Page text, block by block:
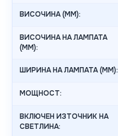
ВИСОЧИНА (MM):
ВИСОЧИНА НА ЛАМПАТА
(MM):
ШИРИНА НА ЛАМПАТА (MM):
МОЩНОСТ:
ВКЛЮЧЕН ИЗТОЧНИК НА
СВЕТЛИНА: